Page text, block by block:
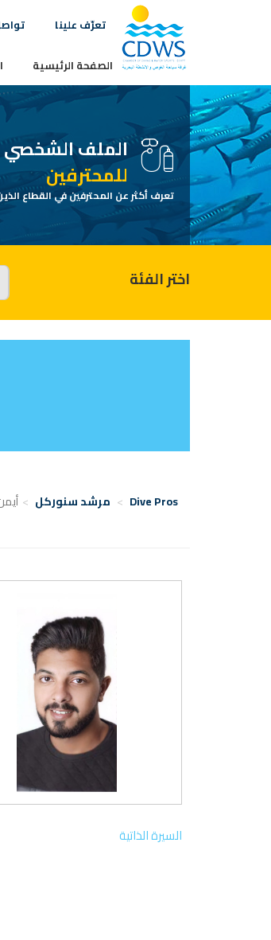
تعرّف علينا
الصفحة الرئيسية
الملف الشخصي
للمحترفين
تعرف أكثر عن المحترفين في القطاع
اختر الفئة
Dive Pros مرشد سنوركل
السيرة الذاتية